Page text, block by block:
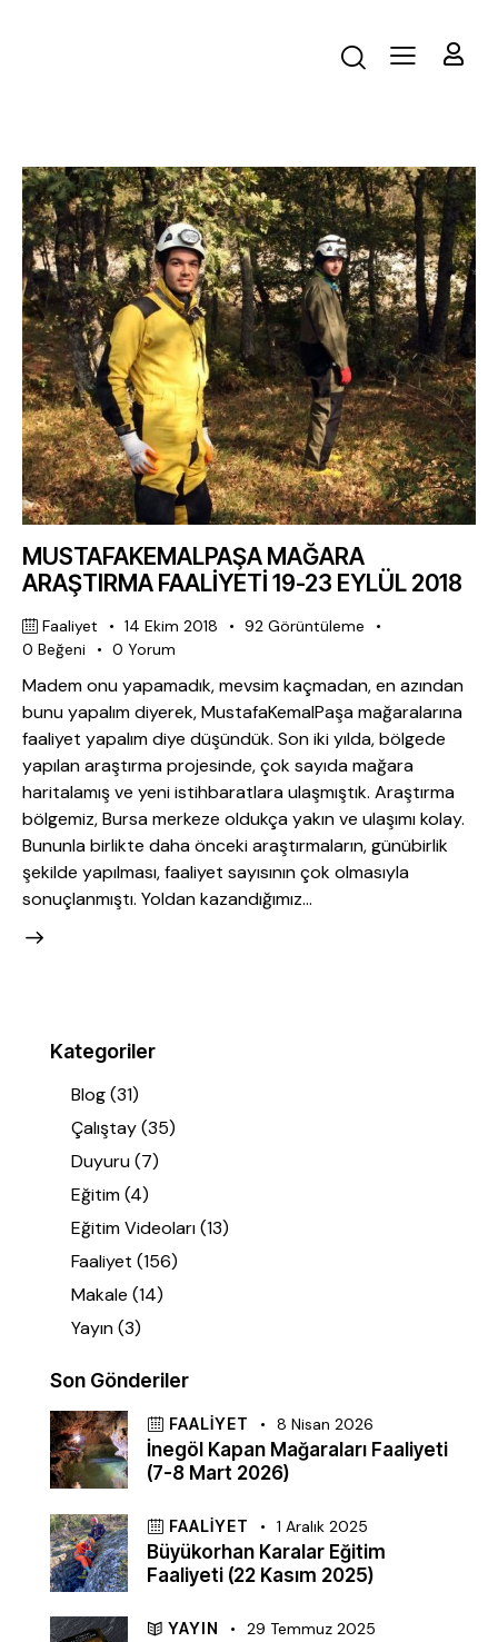
MUSTAFAKEMALPAŞA MAĞARA
ARAŞTIRMA FAALİYETİ 19-23 EYLÜL 2018
Faaliyet 14 Ekim 2018 92 Görüntüleme
0 Beğeni 0 Yorum
Madem onu yapamadık, mevsim kaçmadan, en azından
bunu yapalım diyerek, MustafaKemalPaşa mağaralarına
faaliyet yapalım diye düşündük. Son iki yılda, bölgede
yapılan araştırma projesinde, çok sayıda mağara
haritalamış ve yeni istihbaratlara ulaşmıştık. Araştırma
bölgemiz, Bursa merkeze oldukça yakın ve ulaşımı kolay.
Bununla birlikte daha önceki araştırmaların, günübirlik
şekilde yapılması, faaliyet sayısının çok olmasıyla
sonuçlanmıştı. Yoldan kazandığımız…
Kategoriler
Blog(31)
Çalıştay(35)
Duyuru(7)
Eğitim(4)
Eğitim Videoları(13)
Faaliyet (156)
Makale (14)
Yayın(3)
Son Gönderiler
FAALIYET 8 Nisan 2026
İnegöl Kapan Mağaraları Faaliyeti
(7-8 Mart 2026)
FAALIYET 1 Aralık 2025
Büyükorhan Karalar Eğitim
Faaliyeti (22 Kasım 2025)
YAYIN 29 Temmuz 2025